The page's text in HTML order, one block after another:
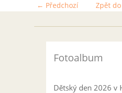
← Předchozí Zpět
Fotoalbum
Dětský den 2026 v